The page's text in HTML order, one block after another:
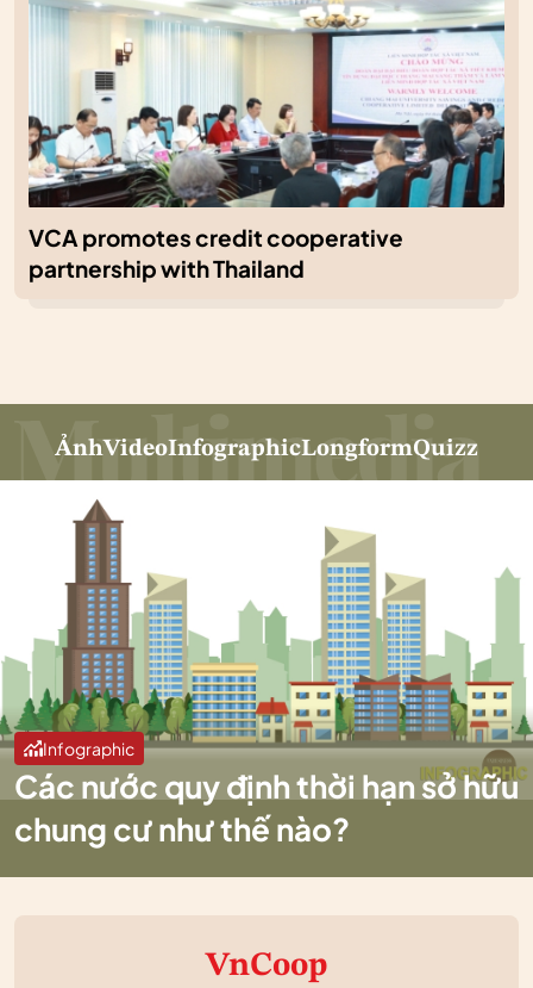
VCA promotes credit cooperative
partnership with Thailand
ẢnhVideoInfographicLongformQuizz
Infographic
Các nước quy định thời hạn sở hữu
chung cư như thế nào?
VnCoop